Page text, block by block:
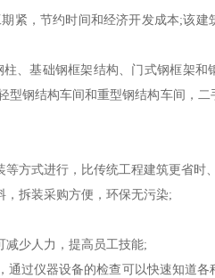
，节约时间和经济开发成本;该建
基础钢框架结构、门式钢框架和
钢结构车间和重型钢结构车间，二
方式进行，比传统工程建筑更省时
拆装采购方便，环保无污染;
少人力，提高员工技能;
过仪器设备的检查可以快速知道各